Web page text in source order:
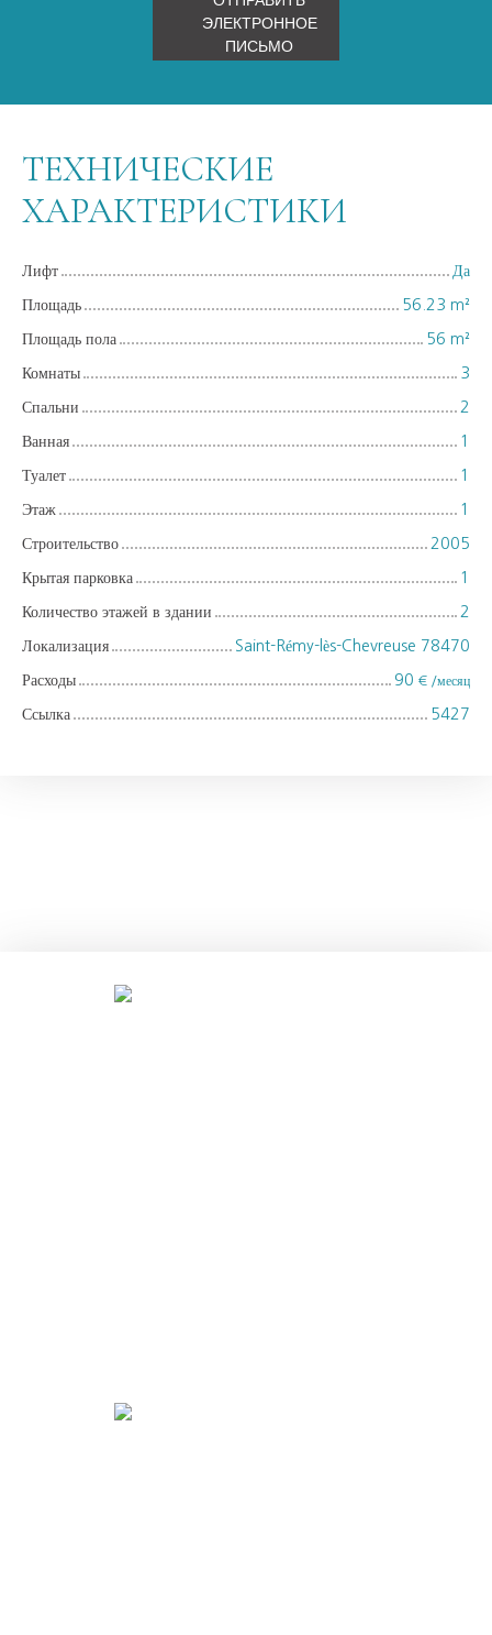
ЭЛЕКТРОННОЕ
ПИСЬМО
ТЕХНИЧЕСКИЕ
ХАРАКТЕРИСТИКИ
Лифт Да
Площадь 56.23 m²
Площадь пола 56 m²
Комнаты 3
Спальни 2
Ванная 1
Туалет 1
Этаж 1
Строительство 2005
Крытая парковка 1
Количество этажей в здании 2
Локализация Saint-Rémy-lès-Chevreuse 78470
Расходы 90 € /месяц
Ссылка 5427